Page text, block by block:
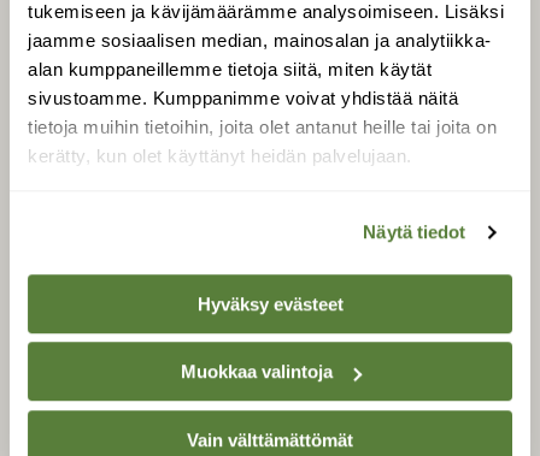
tukemiseen ja kävijämäärämme analysoimiseen. Lisäksi
jaamme sosiaalisen median, mainosalan ja analytiikka-
alan kumppaneillemme tietoja siitä, miten käytät
sivustoamme. Kumppanimme voivat yhdistää näitä
tietoja muihin tietoihin, joita olet antanut heille tai joita on
kerätty, kun olet käyttänyt heidän palvelujaan.
Näytä tiedot
Hyväksy evästeet
Muokkaa valintoja
Vain välttämättömät
LEHTI
Uusin lehti
Tilaa Suomen Luonto
Tilaa digilukuoikeus
SUOJELU­LIITTO
Suomen Luonto -lehden
kustantaja onSuomen
luonnonsuojelu­liitto